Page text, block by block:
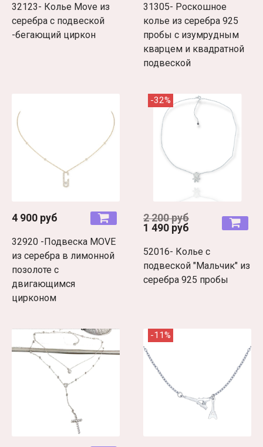
32123- Колье Move из
серебра с подвеской
-бегающий циркон
31305- Роскошное
колье из серебра 925
пробы с изумрудным
кварцем и квадратной
подвеской
4 900 руб
32920 -Подвеска MOVE
из серебра в лимонной
позолоте с
двигающимся
цирконом
-32%
2 200 руб
1 490 руб
52016- Колье с
подвеской "Мальчик" из
серебра 925 пробы
-11%